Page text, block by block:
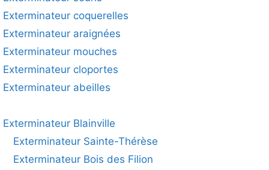
Exterminateur coquerelles
Exterminateur araignées
Exterminateur mouches
Exterminateur cloportes
Exterminateur abeilles
Exterminateur Blainville
Exterminateur Sainte-Thérèse
Exterminateur Bois des Filion